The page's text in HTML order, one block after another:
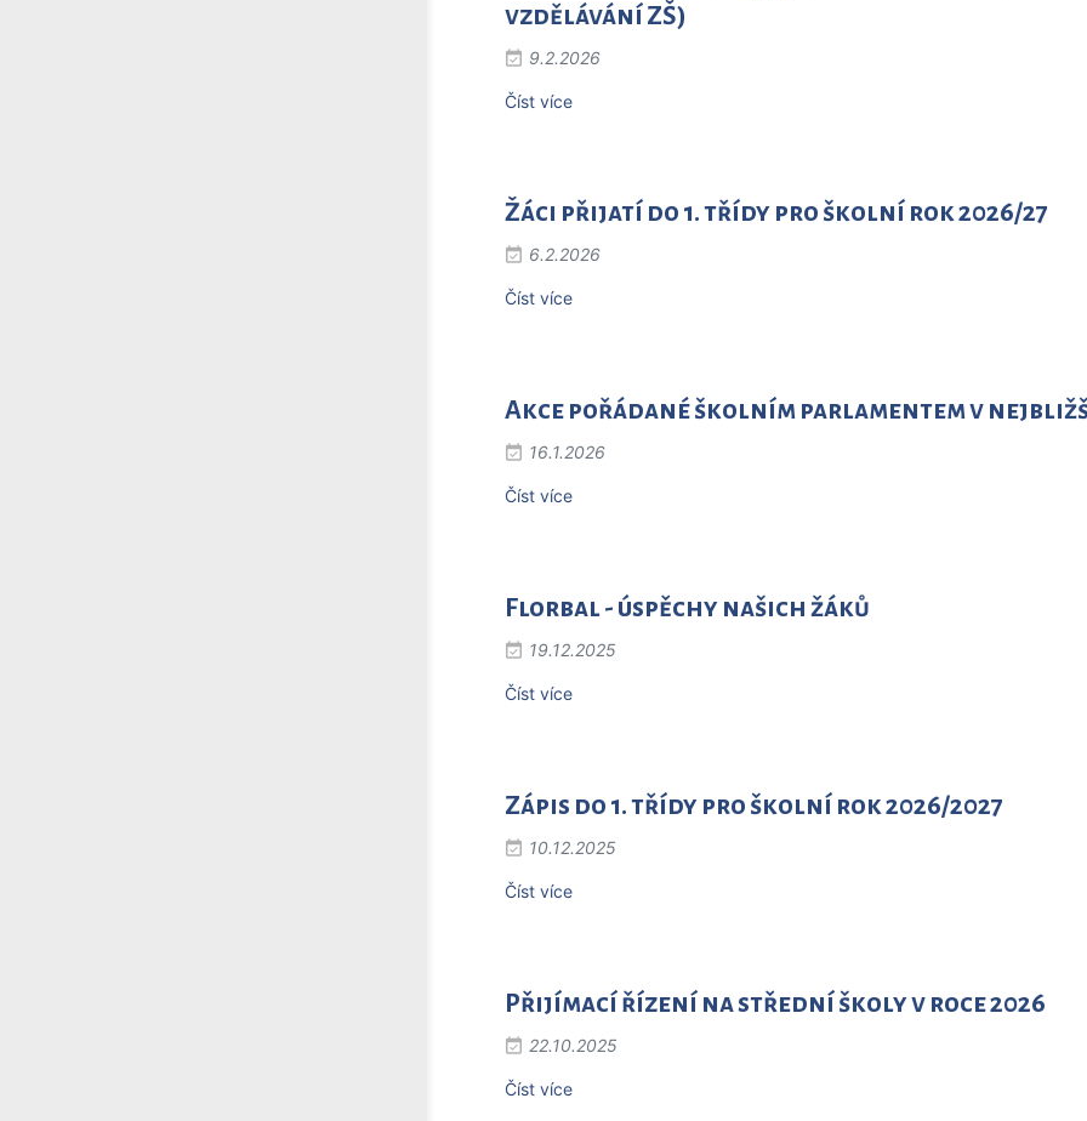
vzdělávání ZŠ)
9.2.2026
Číst více
Žáci přijatí do 1. třídy pro školní rok 2026/27
6.2.2026
Číst více
Akce pořádané školním parlamentem v
16.1.2026
Číst více
Florbal - úspěchy našich žáků
19.12.2025
Číst více
Zápis do 1. třídy pro školní rok 2026/2027
10.12.2025
Číst více
Přijímací řízení na střední školy v roce 2026
22.10.2025
Číst více